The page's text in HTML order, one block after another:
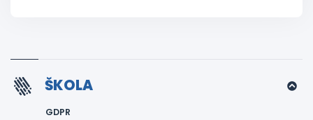
ŠKOLA
GDPR